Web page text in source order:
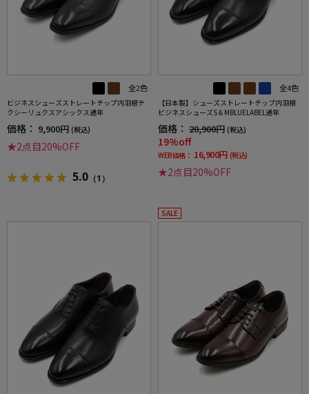
全2色
ビジネスシューズストレートチップ内羽根テ
クシーリュクスアシックス通年
価格： 9,900円 (税込)
★2点目20%OFF
5.0 （1）
全4色
【日本製】シューズストレートチップ内羽根
ビジネスシューズS＆MBLUELABEL通年
価格： 20,900円 (税込)
19%off
WEB価格： 16,900円 (税込)
★2点目20%OFF
SALE